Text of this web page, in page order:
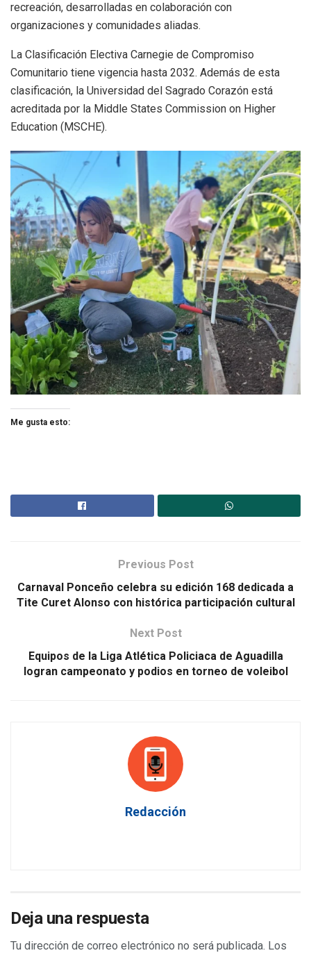
recreación, desarrolladas en colaboración con
organizaciones y comunidades aliadas.
La Clasificación Electiva Carnegie de Compromiso
Comunitario tiene vigencia hasta 2032. Además de esta
clasificación, la Universidad del Sagrado Corazón está
acreditada por la Middle States Commission on Higher
Education (MSCHE).
Me gusta esto:
Previous Post
Carnaval Ponceño celebra su edición 168 dedicada a
Tite Curet Alonso con histórica participación cultural
Next Post
Equipos de la Liga Atlética Policiaca de Aguadilla
logran campeonato y podios en torneo de voleibol
Redacción
Deja una respuesta
Tu dirección de correo electrónico no será publicada. Los